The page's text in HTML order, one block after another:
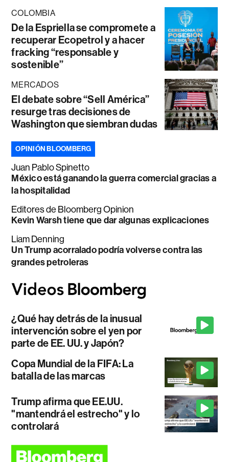
COLOMBIA
De la Espriella se compromete a
recuperar Ecopetrol y a hacer
fracking “responsable y
sostenible”
MERCADOS
El debate sobre “Sell América”
resurge tras decisiones de
Washington que siembran dudas
OPINIÓN BLOOMBERG
Juan Pablo Spinetto
México está ganando la guerra comercial gracias a
la hospitalidad
Editores de Bloomberg Opinion
Kevin Warsh tiene que dar algunas explicaciones
Liam Denning
Un Trump acorralado podría volverse contra las
grandes petroleras
¿Qué hay detrás de la inusual
intervención sobre el yen por
parte de EE. UU. y Japón?
Copa Mundial de la FIFA: La
batalla de las marcas
Trump afirma que EE.UU.
"mantendrá el estrecho" y lo
controlará